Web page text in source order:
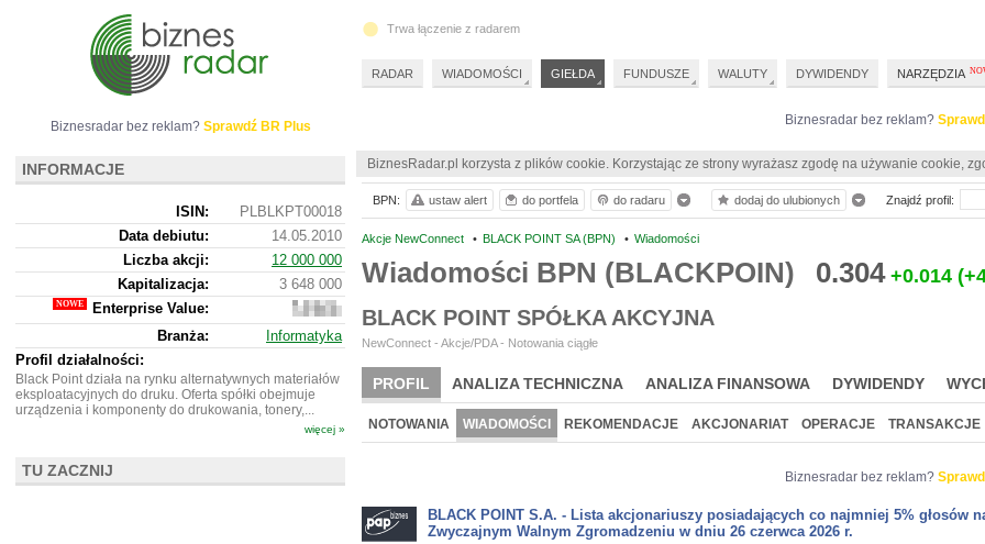
Biznesradar bez reklam?
BiznesRadar.pl korzysta z plików cookie. Korzystając ze strony wyrażasz zgodę na używanie cookie,
Akcje NewConnect • BLACK POINT SA (BPN) • Wiadomości
Wiadomości BPN (BLACKPOIN) 0.304 +0.014
BLACK POINT SPÓŁKA AKCYJNA
NewConnect - Akcje/PDA - Notowania ciągłe
PROFIL ANALIZA TECHNICZNA ANALIZA FINANSOWA DYWIDENDY
NOTOWANIA WIADOMOŚCI REKOMENDACJE AKCJONARIAT OPERACJE TRANSAKCJE
Biznesradar bez reklam?
BLACK POINT S.A. - Lista akcjonariuszy posiadających co najmniej 5% głosów
Zwyczajnym Walnym Zgromadzeniu w dniu 26 czerwca 2026 r.
BPN: ustaw alert do portfela do radaru dodaj do ulubionych Znajdź profil:
Biznesradar bez reklam? Sprawdź BR Plus
INFORMACJE
ISIN:
PLBLKPT00018
Data debiutu:
14.05.2010
Liczba akcji:
12 000 000
Kapitalizacja:
3 648 000
Enterprise Value:
3
345
000
Branża:
Informatyka
Profil działalności:
Black Point działa na rynku alternatywnych materiałów
eksploatacyjnych do druku. Oferta spółki obejmuje
urządzenia i komponenty do drukowania, tonery,...
więcej »
TU ZACZNIJ
Trwa łączenie z radarem
RADAR WIADOMOŚCI GIEŁDA FUNDUSZE WALUTY DYWIDENDY NARZĘDZIA